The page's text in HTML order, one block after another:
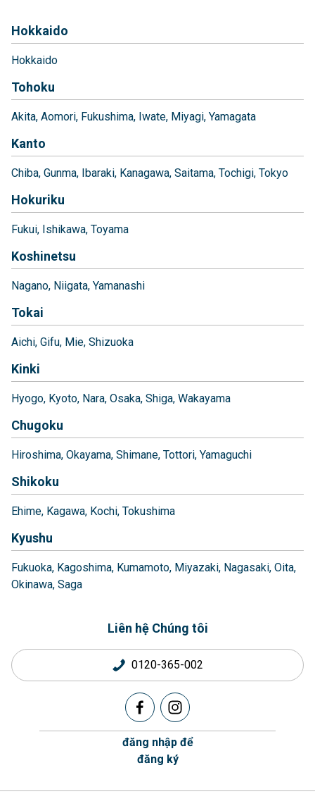
Hokkaido
Hokkaido
Tohoku
Akita Aomori Fukushima Iwate Miyagi Yamagata
Kanto
Chiba Gunma Ibaraki Kanagawa Saitama Tochigi Tokyo
Hokuriku
Fukui Ishikawa Toyama
Koshinetsu
Nagano Niigata Yamanashi
Tokai
Aichi Gifu Mie Shizuoka
Kinki
Hyogo Kyoto Nara Osaka Shiga Wakayama
Chugoku
Hiroshima Okayama Shimane Tottori Yamaguchi
Shikoku
Ehime Kagawa Kochi Tokushima
Kyushu
Fukuoka Kagoshima Kumamoto Miyazaki Nagasaki Oita
Okinawa Saga
Liên hệ Chúng tôi
0120-365-002
đăng nhập để
đăng ký